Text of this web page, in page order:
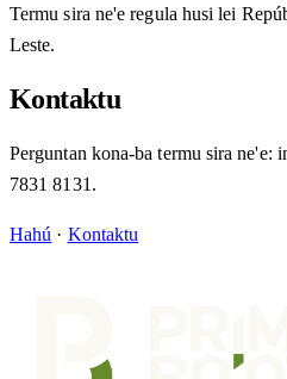
Termu sira ne'e regula husi lei
Leste.
Kontaktu
Perguntan kona-ba termu sira
7831 8131.
Hahú · Kontaktu